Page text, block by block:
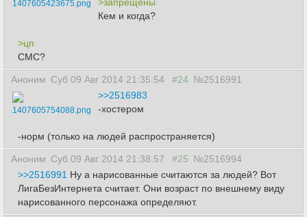
1407605423675.png
Кем и когда?
>цп
СМС?
Аноним Суб 09 Авг 2014 21:35:54 #24 №2516991
1407605754088.png
>>2516983
-хостером
-норм (только на людей распространяется)
Аноним Суб 09 Авг 2014 21:38:57 #25 №2516994
>>2516991 Ну а нарисованные считаются за людей? Вот
ЛигаБезИнтернета считает. Они возраст по внешнему виду
нарисованного персонажа определяют.